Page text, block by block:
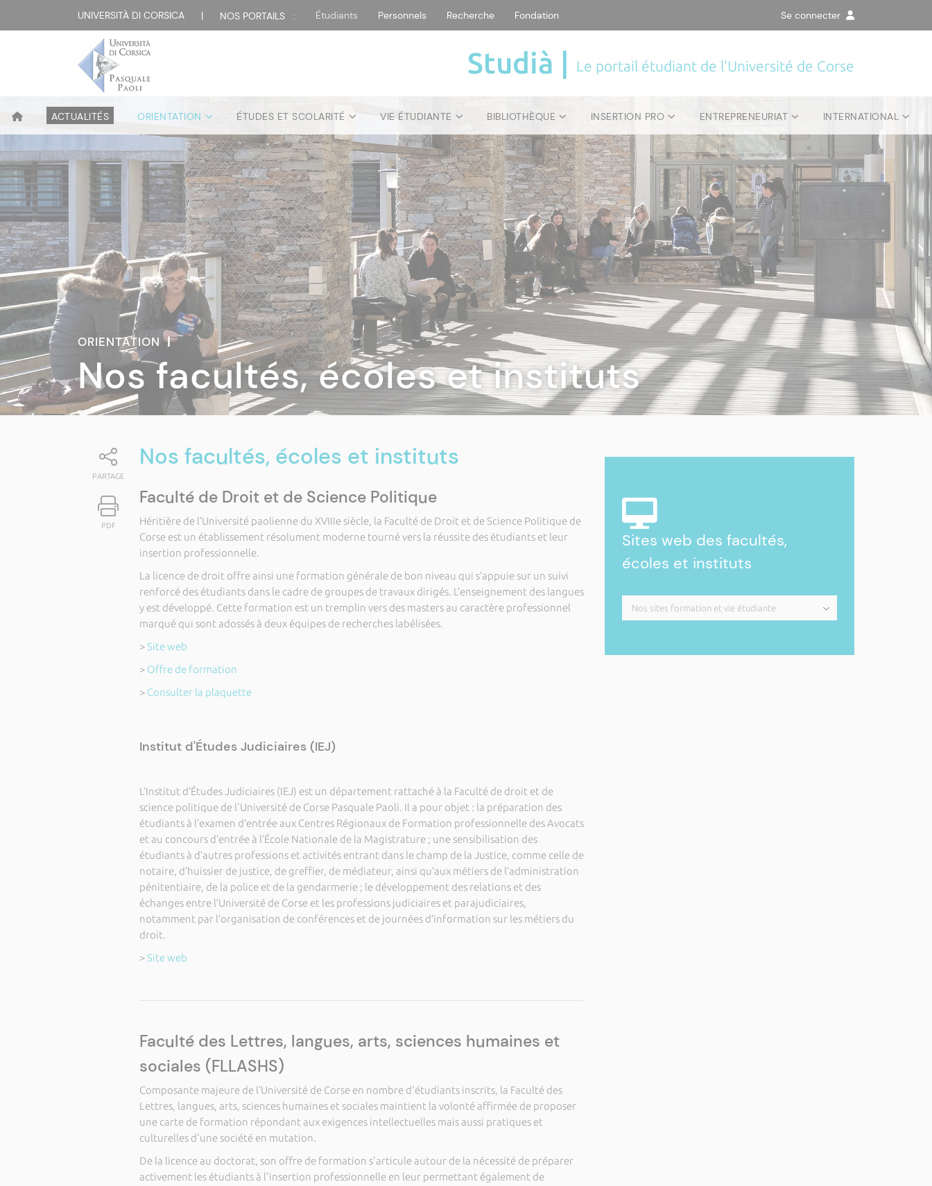
UNIVERSITÀ DI CORSICA | NOS PORTAILS : Étudiants Personnels Recherche Fondation Se connecter
Studià | Le portail étudiant de l'Université de Corse
ACTUALITÉS ORIENTATION ÉTUDES ET SCOLARITÉ VIE ÉTUDIANTE BIBLIOTHÈQUE INSERTION PRO ENTREPRENEURIAT INTERNATIONAL
ORIENTATION|
Nos facultés, écoles et instituts
PARTAGE
PDF
Nos facultés, écoles et instituts
Faculté de Droit et de Science Politique
Héritière de l’Université paolienne du XVIIIe siècle, la Faculté de Droit et de Science Politique de
Corse est un établissement résolument moderne tourné vers la réussite des étudiants et leur
insertion professionnelle.
La licence de droit offre ainsi une formation générale de bon niveau qui s’appuie sur un suivi
renforcé des étudiants dans le cadre de groupes de travaux dirigés. L’enseignement des langues
y est développé. Cette formation est un tremplin vers des masters au caractère professionnel
marqué qui sont adossés à deux équipes de recherches labélisées.
> Site web
> Offre de formation
> Consulter la plaquette
Institut d'Études Judiciaires (IEJ)
L’Institut d’Études Judiciaires (IEJ) est un département rattaché à la Faculté de droit et de
science politique de l'Université de Corse Pasquale Paoli. Il a pour objet : la préparation des
étudiants à l’examen d’entrée aux Centres Régionaux de Formation professionnelle des Avocats
et au concours d’entrée à l’École Nationale de la Magistrature ; une sensibilisation des
étudiants à d’autres professions et activités entrant dans le champ de la Justice, comme celle de
notaire, d’huissier de justice, de greffier, de médiateur, ainsi qu’aux métiers de l’administration
pénitentiaire, de la police et de la gendarmerie ; le développement des relations et des
échanges entre l’Université de Corse et les professions judiciaires et parajudiciaires,
notamment par l’organisation de conférences et de journées d’information sur les métiers du
droit.
> Site web
Faculté des Lettres, langues, arts, sciences humaines et
sociales (FLLASHS)
Composante majeure de l’Université de Corse en nombre d'étudiants inscrits, la Faculté des
Lettres, langues, arts, sciences humaines et sociales maintient la volonté affirmée de proposer
une carte de formation répondant aux exigences intellectuelles mais aussi pratiques et
culturelles d'une société en mutation.
De la licence au doctorat, son offre de formation s'articule autour de la nécessité de préparer
activement les étudiants à l'insertion professionnelle en leur permettant également de
Sites web des facultés,
écoles et instituts